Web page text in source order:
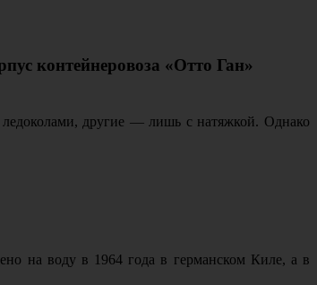
контейнеровоза «Отто Ган»
другие — лишь с натяжкой. Однако
на воду в 1964 года в германском Киле, а в